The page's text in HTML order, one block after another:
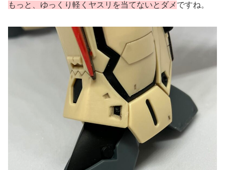
もっと、ゆっくり軽くヤスリを当てないとダメ ですね。